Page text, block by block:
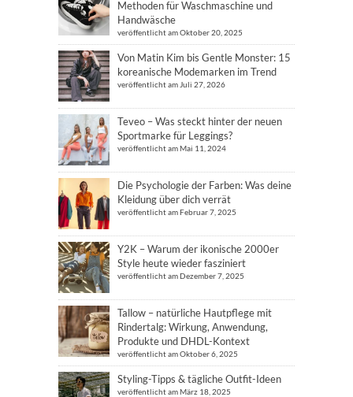
Methoden für Waschmaschine und
Handwäsche
veröffentlicht am Oktober 20, 2025
Von Matin Kim bis Gentle Monster: 15
koreanische Modemarken im Trend
veröffentlicht am Juli 27, 2026
Teveo – Was steckt hinter der neuen
Sportmarke für Leggings?
veröffentlicht am Mai 11, 2024
Die Psychologie der Farben: Was deine
Kleidung über dich verrät
veröffentlicht am Februar 7, 2025
Y2K – Warum der ikonische 2000er
Style heute wieder fasziniert
veröffentlicht am Dezember 7, 2025
Tallow – natürliche Hautpflege mit
Rindertalg: Wirkung, Anwendung,
Produkte und DHDL-Kontext
veröffentlicht am Oktober 6, 2025
Styling-Tipps & tägliche Outfit-Ideen
veröffentlicht am März 18, 2025